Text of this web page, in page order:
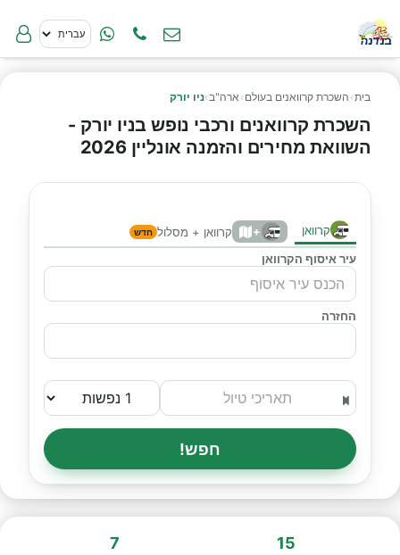
בית› השכרת קרוואנים בעולם › ארה"ב›ניו יורק
השכרת קרוואנים ורכבי נופש בניו יורק -
השוואת מחירים והזמנה אונליין 2026
קרוואן + קרוואן + מסלול חדש
עיר איסוף הקרוואן
החזרה
חפש!
15
7